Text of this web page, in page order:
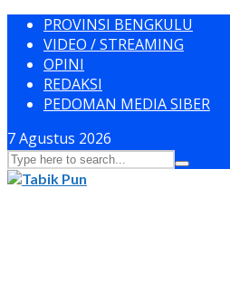
PROVINSI BENGKULU
VIDEO / STREAMING
OPINI
REDAKSI
PEDOMAN MEDIA SIBER
7 Agustus 2026